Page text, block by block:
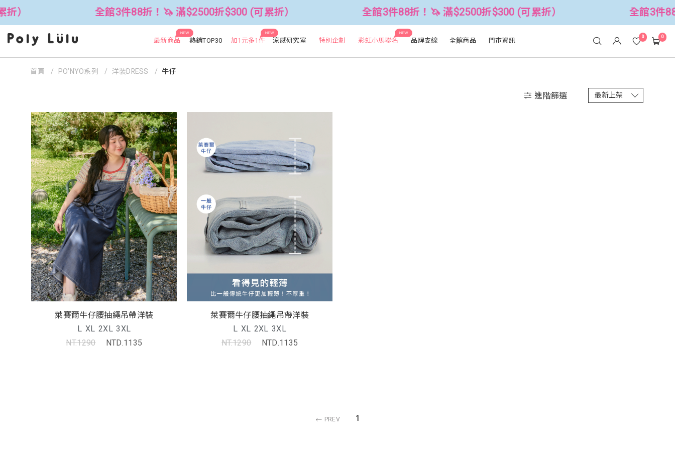
） 全館3件88折！🦄 滿$2500折$300 (可累折） 全館3件88折！🦄 滿$2500折$300 (可累折） 全館3件88
NEW
最新商品 熱銷TOP30
NEW
加1元多1件 涼感研究室 特別企劃
NEW
彩虹小馬聯名 品牌支線 全館商品 門市資訊 0 0
首頁 PO’NYO系列 洋裝DRESS 牛仔
進階篩選
萊賽爾牛仔腰抽繩吊帶洋裝
L XL 2XL 3XL
NT.1290
NTD.1135
萊賽爾牛仔腰抽繩吊帶洋裝
L XL 2XL 3XL
NT.1290
NTD.1135
PREV 1